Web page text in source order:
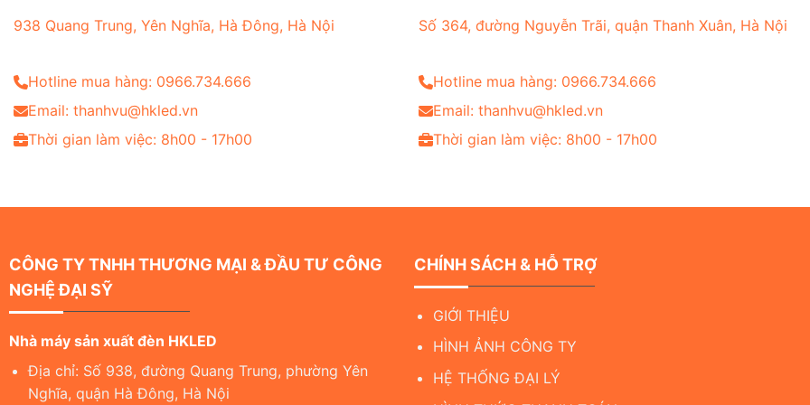
938 Quang Trung, Yên Nghĩa, Hà Đông, Hà Nội
Hotline mua hàng: 0966.734.666
Email: thanhvu@hkled.vn
Thời gian làm việc: 8h00 - 17h00
Số 364, đường Nguyễn Trãi, quận Thanh Xuân, Hà Nội
Hotline mua hàng: 0966.734.666
Email: thanhvu@hkled.vn
Thời gian làm việc: 8h00 - 17h00
CÔNG TY TNHH THƯƠNG MẠI & ĐẦU TƯ CÔNG
NGHỆ ĐẠI SỸ
Nhà máy sản xuất đèn HKLED
Địa chỉ: Số 938, đường Quang Trung, phường Yên
Nghĩa, quận Hà Đông, Hà Nội
CHÍNH SÁCH & HỖ TRỢ
GIỚI THIỆU
HÌNH ẢNH CÔNG TY
HỆ THỐNG ĐẠI LÝ